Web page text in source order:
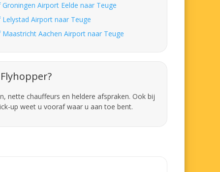
Groningen Airport Eelde naar Teuge
Lelystad Airport naar Teuge
Maastricht Aachen Airport naar Teuge
nette chauffeurs en heldere afspraken. Ook bij
up weet u vooraf waar u aan toe bent.